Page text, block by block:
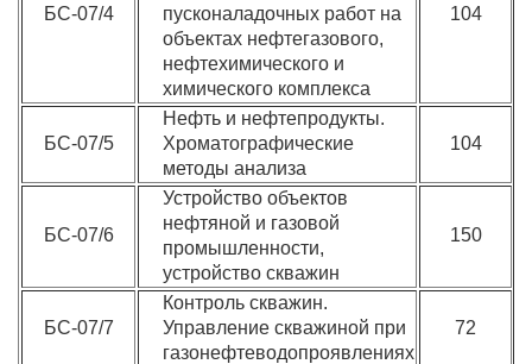
БС-07/4
пусконаладочных работ на
объектах нефтегазового,
нефтехимического и
химического комплекса
104
БС-07/5
Нефть и нефтепродукты.
Хроматографические
методы анализа
104
БС-07/6
Устройство объектов
нефтяной и газовой
промышленности,
устройство скважин
150
БС-07/7
Контроль скважин.
Управление скважиной при
газонефтеводопроявлениях
72